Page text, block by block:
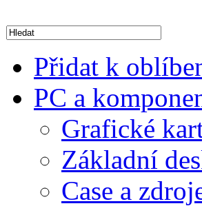
Přidat k
PC a
Grafické
Základní
Case a